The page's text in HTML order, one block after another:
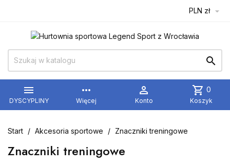
PLN zł 


DYSCYPLINY
more_horiz
Więcej

Konto
shopping_cart 0
Koszyk
Start Akcesoria sportowe Znaczniki treningowe
Znaczniki treningowe